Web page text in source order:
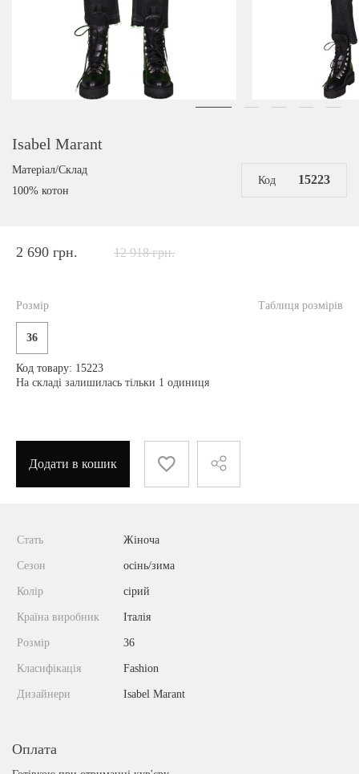
Isabel Marant
Матеріал/Склад
100% котон
Код 15223
2 690 грн. 12 918 грн.
Таблиця розмірів
Розмір
36
Код товару: 15223
На складі залишилась тільки 1 одиниця
Додати в кошик
Стать Жіноча
Сезон осінь/зима
Колір сірий
Країна виробник Італія
Розмір 36
Класифікація Fashion
Дизайнери Isabel Marant
Оплата